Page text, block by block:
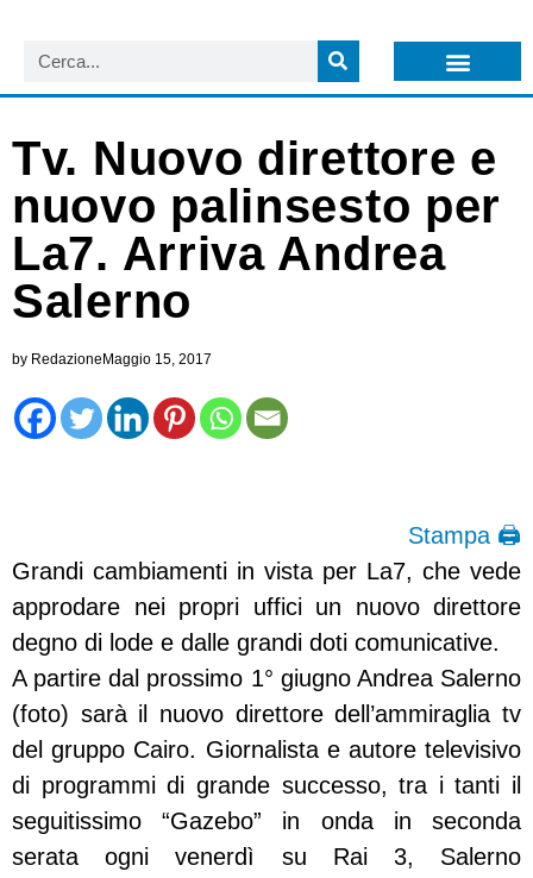
Tv. Nuovo direttore e
nuovo palinsesto per
La7. Arriva Andrea
Salerno
by Redazione Maggio 15, 2017
Stampa 🖨
Grandi cambiamenti in vista per La7, che vede
approdare nei propri uffici un nuovo direttore
degno di lode e dalle grandi doti comunicative.
A partire dal prossimo 1° giugno Andrea Salerno
(foto) sarà il nuovo direttore dell’ammiraglia tv
del gruppo Cairo. Giornalista e autore televisivo
di programmi di grande successo, tra i tanti il
seguitissimo “Gazebo” in onda in seconda
serata ogni venerdì su Rai 3, Salerno